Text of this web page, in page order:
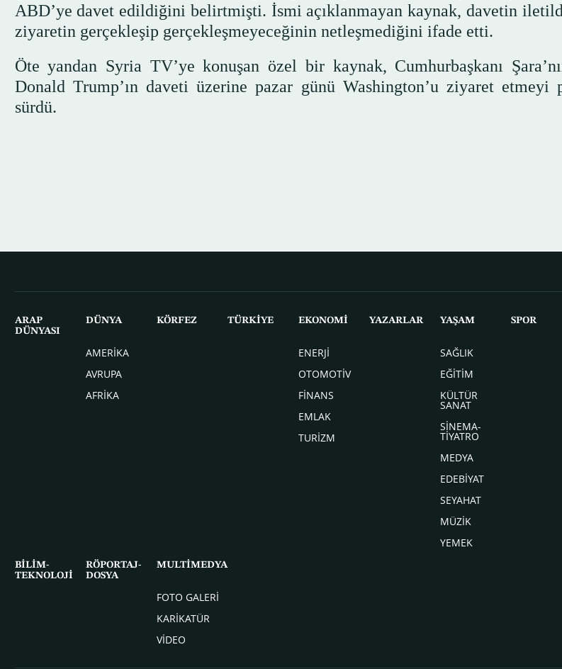
ABD’ye davet edildiğini belirtmişti. İsmi açıklanmayan kaynak, davetin
ziyaretin gerçekleşip gerçekleşmeyeceğinin netleşmediğini ifade etti.
Öte yandan Syria TV’ye konuşan özel bir kaynak, Cumhurbaşkanı
Donald Trump’ın daveti üzerine pazar günü Washington’u ziyaret etmeyi
sürdü.
ARAP
DÜNYASI
DÜNYA
AMERİKA
AVRUPA
AFRİKA
KÖRFEZ TÜRKİYE EKONOMİ
ENERJİ
OTOMOTİV
FİNANS
EMLAK
TURİZM
YAZARLAR YAŞAM
SAĞLIK
EĞİTİM
KÜLTÜR
SANAT
SİNEMA-
TİYATRO
MEDYA
EDEBİYAT
SEYAHAT
MÜZİK
YEMEK
SPOR
BİLİM-
TEKNOLOJİ
RÖPORTAJ-
DOSYA
MULTİMEDYA
FOTO GALERİ
KARİKATÜR
VİDEO